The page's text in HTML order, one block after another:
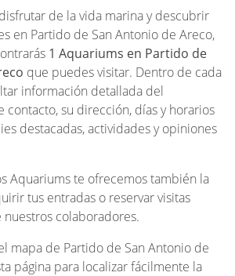
de la vida marina y descubrir
en Partido de San Antonio de Areco,
1 Aquariums en Partido de
que puedes visitar. Dentro de cada
información detallada del
contacto, su dirección, días y horarios
destacadas, actividades y opiniones
Aquariums te ofrecemos también la
tus entradas o reservar visitas
nuestros colaboradores.
mapa de Partido de San Antonio de
página para localizar fácilmente la